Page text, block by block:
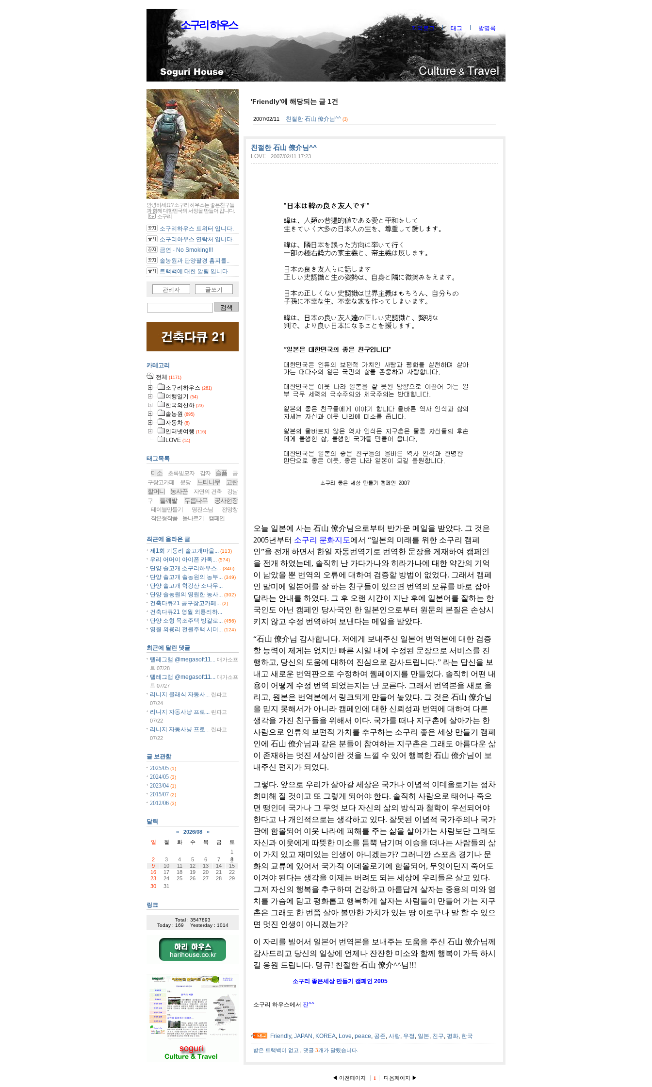
소구리 하우스 지역로그 태그 방명록
'Friendly'에 해당되는 글 1건
2007/02/11 친절한 石山 僚介님^^ (3)
친절한 石山 僚介님^^
LOVE 2007/02/11 17:23
오늘 일본에 사는 石山 僚介님으로부터 반가운 메일을 받았다. 그 것은
2005년부터 소구리 문화지도에서 “일본의 미래를 위한 소구리 캠페
인”을 전개 하면서 한일 자동번역기로 번역한 문장을 게재하여 캠페인
을 전개 하였는데, 솔직히 난 가다가나와 히라가나에 대한 약간의 기억
이 남았을 뿐 번역의 오류에 대하여 검증할 방법이 없었다. 그래서 캠페
인 말미에 일본어를 잘 하는 친구들이 있으면 번역의 오류를 바로 잡아
달라는 안내를 하였다. 그 후 오랜 시간이 지난 후에 일본어를 잘하는 한
국인도 아닌 캠페인 당사국인 한 일본인으로부터 원문의 본질은 손상시
키지 않고 수정 번역하여 보낸다는 메일을 받았다.
“石山 僚介님 감사합니다. 저에게 보내주신 일본어 번역본에 대한 검증
할 능력이 제게는 없지만 빠른 시일 내에 수정된 문장으로 서비스를 진
행하고, 당신의 도움에 대하여 진심으로 감사드립니다.” 라는 답신을 보
내고 새로운 번역판으로 수정하여 웹페이지를 만들었다. 솔직히 어떤 내
용이 어떻게 수정 번역 되었는지는 난 모른다. 그래서 번역본을 새로 올
리고, 원본은 번역본에서 링크되게 만들어 놓았다. 그 것은 石山 僚介님
을 믿지 못해서가 아니라 캠페인에 대한 신뢰성과 번역에 대하여 다른
생각을 가진 친구들을 위해서 이다. 국가를 떠나 지구촌에 살아가는 한
사람으로 인류의 보편적 가치를 추구하는 소구리 좋은 세상 만들기 캠페
인에 石山 僚介님과 같은 분들이 참여하는 지구촌은 그래도 아름다운 삶
이 존재하는 멋진 세상이란 것을 느낄 수 있어 행복한 石山 僚介님이 보
내주신 편지가 되었다.
그렇다. 앞으로 우리가 살아갈 세상은 국가나 이념적 이데올로기는 점차
희미해 질 것이고 또 그렇게 되어야 한다. 솔직히 사람으로 태어나 죽으
면 땡인데 국가나 그 무엇 보다 자신의 삶의 방식과 철학이 우선되어야
한다고 나 개인적으로는 생각하고 있다. 잘못된 이념적 국가주의나 국가
관에 함몰되어 이웃 나라에 피해를 주는 삶을 살아가는 사람보단 그래도
자신과 이웃에게 따뜻한 미소를 듬뿍 남기며 이승을 떠나는 사람들의 삶
이 가치 있고 재미있는 인생이 아니겠는가? 그러니깐 스포츠 경기나 문
화의 교류에 있어서 국가적 이데올로기에 함몰되어, 무엇이던지 죽어도
이겨야 된다는 생각을 이제는 버려도 되는 세상에 우리들은 살고 있다.
그저 자신의 행복을 추구하며 건강하고 아름답게 살자는 중용의 미와 염
치를 가슴에 담고 평화롭고 행복하게 살자는 사람들이 만들어 가는 지구
촌은 그래도 한 번쯤 살아 볼만한 가치가 있는 땅 이로구나 말 할 수 있으
면 멋진 인생이 아니겠는가?
이 자리를 빌어서 일본어 번역본을 보내주는 도움을 주신 石山 僚介님께
감사드리고 당신의 일상에 언제나 잔잔한 미소와 함께 행복이 가득 하시
길 응원 드립니다. 댕큐! 친절한 石山 僚介^^님!!!
소구리 좋은세상 만들기 캠페인 2005
소구리 하우스에서 진^^
Friendly, JAPAN , KOREA, Love, peace, 공존, 사랑, 우정, 일본, 친구, 평화, 한국
받은 트랙백이 없고 댓글 3개가 달렸습니다.
◀ 이전페이지 1 다음페이지 ▶
안녕하세요? 소구리 하우스는 좋은친구들
과 함께 대한민국의 서정을 만들어 갑니다.
소구리
소구리하우스 트위터 입니다.
소구리하우스 연락처 입니다.
금연 - No Smoking!!!
솔농원과 단양팔경 홈피를..
트랙백에 대한 알림 입니다.
관리자 글쓰기
카테고리
전체 (1171)
소구리하우스 (261)
여행일기 (54)
한국의산하 (23)
솔농원 (695)
자동차 (8)
인터넷여행 (116)
LOVE (14)
태그목록
미소 초록빛모자 감자 슬픔
공
구창고카페
분당 느티나무
고란
할머니
농사꾼 자연의 건축
강남
구
들깨밭 두릅나무 공사현장
테이블만들기 명진스님
전망창
작은형작품
돌나르기 캠페인
최근에 올라온 글
제1회 기동리 솔고개마을...
(113)
우리 어머이 아이폰 카톡... (574)
단양 솔고개 소구리하우스... (346)
단양 솔고개 솔농원의 농부... (349)
단양 솔고개 학강산 소나무...
단양 솔농원의 영원한 농사...
(302)
건축다큐21 공구창고카페... (2)
건축다큐21 영월 외룡리하...
단양 소형 목조주택 방갈로...
(456)
영월 외룡리 전원주택 시더... (124)
최근에 달린 댓글
텔레그램 @megasoft11...
매가소프
트 07/28
텔레그램 @megasoft11... 매가소프
트 07/27
리니지 클래식 자동사...
린파고
07/24
리니지 자동사냥 프로...
린파고
07/22
리니지 자동사냥 프로...
린파고
07/22
글 보관함
2025/05 (1)
2024/05 (3)
2023/04 (1)
2015/07 (2)
2012/06 (3)
달력
« 2026/08
»
일
월 화 수 목 금
토
1
2
3 4 5 6 7
8
9
10 11 12 13 14
15
16
17 18 19 20 21
22
23
24 25 26 27 28
29
30
31
링크
Total : 3547893
Today : 169
Yesterday : 1014